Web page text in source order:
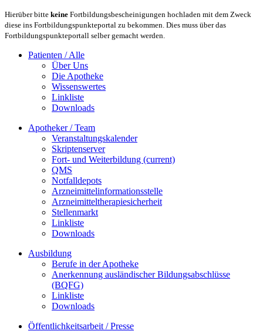
Hierüber bitte keine Fortbildungsbescheinigungen hochladen mit dem Zweck
diese ins Fortbildungspunkteportal zu bekommen. Dies muss über das
Fortbildungspunkteportall selber gemacht werden.
Patienten / Alle
Über Uns
Die Apotheke
Wissenswertes
Linkliste
Downloads
Apotheker / Team
Veranstaltungskalender
Skriptenserver
Fort- und Weiterbildung (current)
QMS
Notfalldepots
Arzneimittelinformationsstelle
Arzneimitteltherapiesicherheit
Stellenmarkt
Linkliste
Downloads
Ausbildung
Berufe in der Apotheke
Anerkennung ausländischer Bildungsabschlüsse
(BQFG)
Linkliste
Downloads
Öffentlichkeitsarbeit / Presse